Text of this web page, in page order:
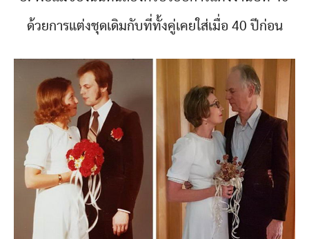
ด้วยการแต่งชุดเดิมกับที่ทั้งคู่เคยใส่เมื่อ 40 ปีก่อน